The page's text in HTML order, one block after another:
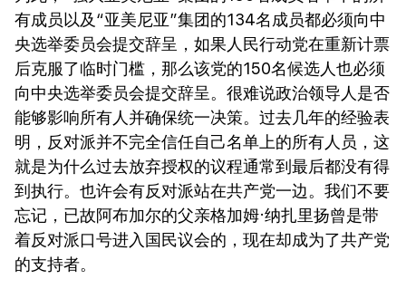
有成员以及“亚美尼亚”集团的134名成员都必须向中
央选举委员会提交辞呈，如果人民行动党在重新计票
后克服了临时门槛，那么该党的150名候选人也必须
向中央选举委员会提交辞呈。很难说政治领导人是否
能够影响所有人并确保统一决策。过去几年的经验表
明，反对派并不完全信任自己名单上的所有人员，这
就是为什么过去放弃授权的议程通常到最后都没有得
到执行。也许会有反对派站在共产党一边。我们不要
忘记，已故阿布加尔的父亲格加姆·纳扎里扬曾是带
着反对派口号进入国民议会的，现在却成为了共产党
的支持者。